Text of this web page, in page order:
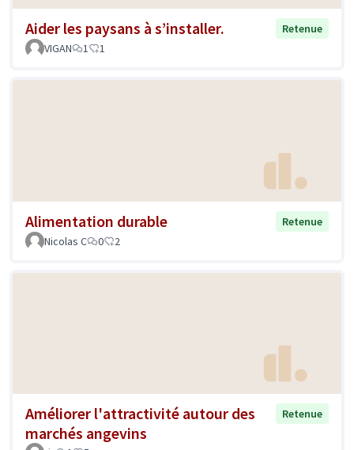
Aider les paysans à s’installer.
Retenue
VIGAN
1 1
Alimentation durable
Retenue
Nicolas C
0 2
Améliorer l'attractivité autour des
marchés angevins
Retenue